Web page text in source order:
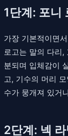
1단계: 포니
가장 기본적이면
로고는 말의 다리
분되며 입체감이
고, 기수의 머리
수가 뭉개져 있거
2단계: 넥